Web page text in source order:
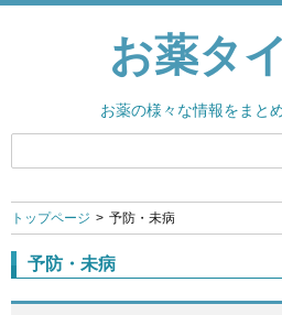
お薬タ
お薬の様々な情報をまと
トップページ 予防・未病
予防・未病